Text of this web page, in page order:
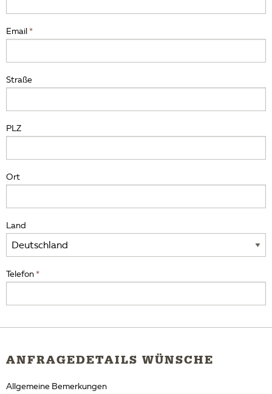
Email
Straße
PLZ
Ort
Land
Telefon
ANFRAGEDETAILS WÜNSCHE
Allgemeine Bemerkungen